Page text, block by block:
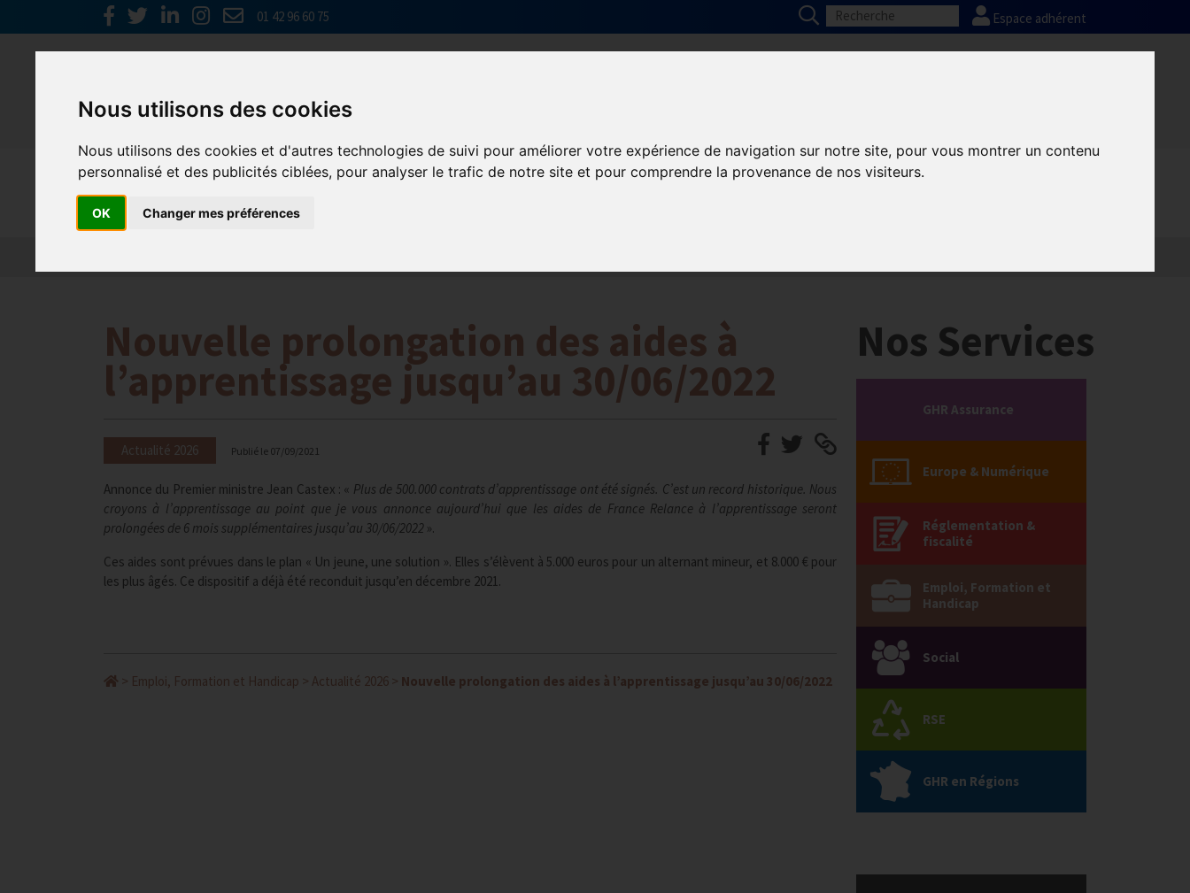
Nous utilisons des cookies
Nous utilisons des cookies et d'autres technologies de suivi pour améliorer votre expérience de navigation sur notre site, pour vous montrer un contenu
personnalisé et des publicités ciblées, pour analyser le trafic de notre site et pour comprendre la provenance de nos visiteurs.
OK Changer mes préférences
01 42 96 60 75 Espace adhérent
Emploi, Formation et Handicap
Nouvelle prolongation des aides à
l’apprentissage jusqu’au 30/06/2022
Actualité 2026 Publié le 07/09/2021
Annonce du Premier ministre Jean Castex : « Plus de 500.000 contrats d’apprentissage ont été signés. C’est un record historique. Nous
croyons à l’apprentissage au point que je vous annonce aujourd’hui que les aides de France Relance à l’apprentissage seront
prolongées de 6 mois supplémentaires jusqu’au 30/06/2022 ».
Ces aides sont prévues dans le plan « Un jeune, une solution ». Elles s’élèvent à 5.000 euros pour un alternant mineur, et 8.000 € pour
les plus âgés. Ce dispositif a déjà été reconduit jusqu’en décembre 2021.
> Emploi, Formation et Handicap > Actualité 2026 > Nouvelle prolongation des aides à l’apprentissage jusqu’au 30/06/2022
Nos Services
GHR Assurance
Europe & Numérique
Réglementation &
fiscalité
Emploi, Formation et
Handicap
Social
RSE
GHR en Régions